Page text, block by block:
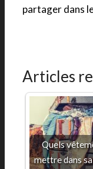
partager dans
Articles
Quels
mettre dans